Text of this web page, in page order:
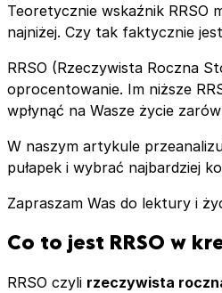
Teoretycznie wskaźnik RRSO
najniżej. Czy tak faktycznie
RRSO (Rzeczywista Roczna
oprocentowanie. Im niższe
wpłynąć na Wasze życie
W naszym artykule
pułapek i wybrać najbardziej
Zapraszam Was do lektury i
Co to jest RRSO w
RRSO czyli rzeczywista